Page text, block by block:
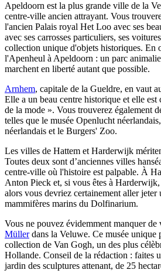
Apeldoorn est la plus grande ville de la
centre-ville ancien attrayant. Vous
l'ancien Palais royal Het Loo avec ses
avec ses carrosses particuliers, ses
collection unique d'objets historiques. En
l'Apenheul à Apeldoorn : un parc
marchent en liberté autant que possible.
Arnhem, capitale de la Gueldre, en vaut
Elle a un beau centre historique et elle
de la mode ». Vous trouverez également
telles que le musée Openlucht
néerlandais et le Burgers' Zoo.
Les villes de Hattem et Harderwijk
Toutes deux sont d’anciennes villes
centre-ville où l'histoire est palpable. À
Anton Pieck et, si vous êtes à Harderwijk,
alors vous devriez certainement aller
mammifères marins du Dolfinarium.
Vous ne pouvez évidemment manquer de
Müllerdans la Veluwe. Ce musée unique
collection de Van Gogh, un des plus
Hollande. Conseil de la rédaction : faites
jardin des sculptures attenant, de 25